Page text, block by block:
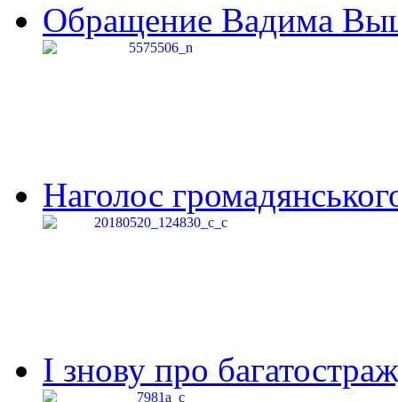
Обращение Вадима
Наголос
І знову про